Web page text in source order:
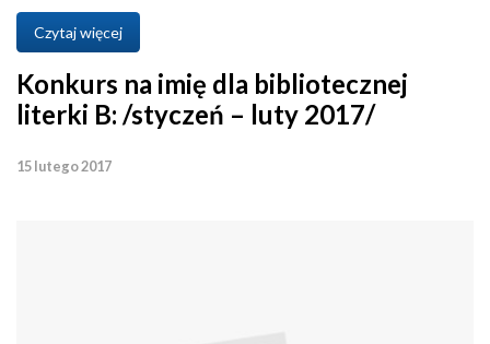
Czytaj więcej
Konkurs na imię dla bibliotecznej
literki B: /styczeń – luty 2017/
15 lutego 2017